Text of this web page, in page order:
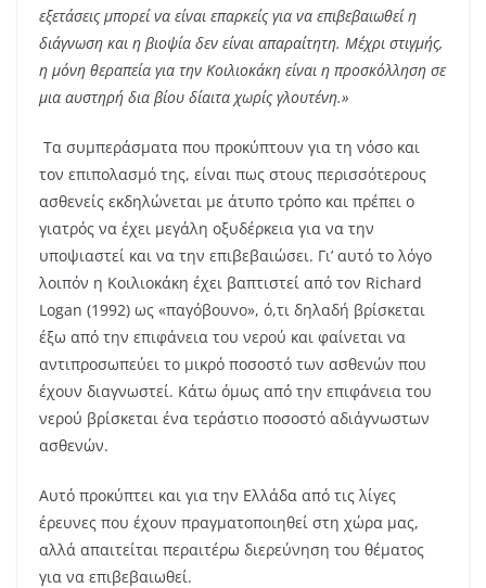
εξετάσεις μπορεί να είναι επαρκείς για να επιβεβαιωθεί η
διάγνωση και η βιοψία δεν είναι απαραίτητη. Μέχρι στιγμής,
η μόνη θεραπεία για την Κοιλιοκάκη είναι η προσκόλληση σε
μια αυστηρή δια βίου δίαιτα χωρίς γλουτένη.»
Τα συμπεράσματα που προκύπτουν για τη νόσο και
τον επιπολασμό της, είναι πως στους περισσότερους
ασθενείς εκδηλώνεται με άτυπο τρόπο και πρέπει ο
γιατρός να έχει μεγάλη οξυδέρκεια για να την
υποψιαστεί και να την επιβεβαιώσει. Γι’ αυτό το λόγο
λοιπόν η Κοιλιοκάκη έχει βαπτιστεί από τον Richard
Logan (1992) ως «παγόβουνο», ό,τι δηλαδή βρίσκεται
έξω από την επιφάνεια του νερού και φαίνεται να
αντιπροσωπεύει το μικρό ποσοστό των ασθενών που
έχουν διαγνωστεί. Κάτω όμως από την επιφάνεια του
νερού βρίσκεται ένα τεράστιο ποσοστό αδιάγνωστων
ασθενών.
Αυτό προκύπτει και για την Ελλάδα από τις λίγες
έρευνες που έχουν πραγματοποιηθεί στη χώρα μας,
αλλά απαιτείται περαιτέρω διερεύνηση του θέματος
για να επιβεβαιωθεί.